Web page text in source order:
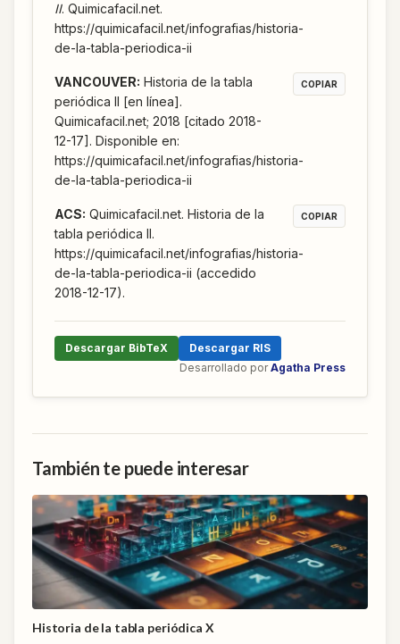
II. Quimicafacil.net.
https://quimicafacil.net/infografias/historia-
de-la-tabla-periodica-ii
VANCOUVER: Historia de la tabla
periódica II [en línea].
Quimicafacil.net; 2018 [citado 2018-
12-17]. Disponible en:
https://quimicafacil.net/infografias/historia-
de-la-tabla-periodica-ii
COPIAR
ACS: Quimicafacil.net. Historia de la
tabla periódica II.
https://quimicafacil.net/infografias/historia-
de-la-tabla-periodica-ii (accedido
2018-12-17).
COPIAR
Descargar BibTeX
Descargar RIS
Desarrollado por Agatha Press
También te puede interesar
Historia de la tabla periódica X